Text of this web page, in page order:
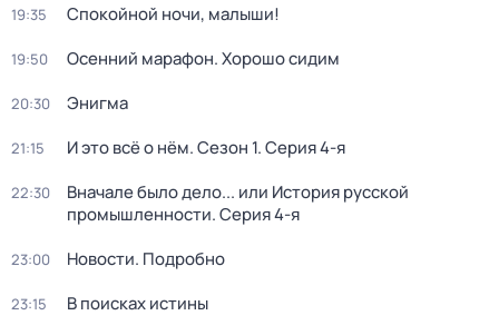
19:35 Спокойной ночи, малыши!
19:50 Осенний марафон. Хорошо сидим
20:30 Энигма
21:15 И это всё о нём. Сезон 1. Серия 4-я
22:30
Вначале было дело... или История русской
промышленности. Серия 4-я
23:00 Новости. Подробно
23:15 В поисках истины